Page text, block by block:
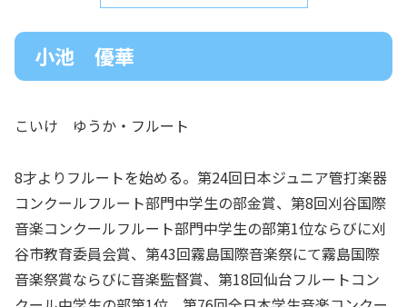
小池 優華
こいけ ゆうか・フルート
8才よりフルートを始める。第24回日本ジュニア管打楽器
コンクールフルート部門中学生の部金賞、第8回刈谷国際
音楽コンクールフルート部門中学生の部第1位ならびに刈
谷市教育委員会賞、第43回霧島国際音楽祭にて霧島国際
音楽祭賞ならびに音楽監督賞、第18回仙台フルートコン